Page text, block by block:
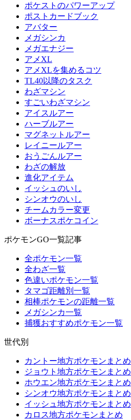
ポケストのパワーアップ
ポストカードブック
アバター
メガシンカ
メガエナジー
アメXL
アメXLを集めるコツ
TL40以降のタスク
わざマシン
すごいわざマシン
アイスルアー
ハーブルアー
マグネットルアー
レイニールアー
おうごんルアー
わざの解放
進化アイテム
イッシュのいし
シンオウのいし
チームカラー変更
ボーナスポケコイン
ポケモンGO一覧記事
全ポケモン一覧
全わざ一覧
色違いポケモン一覧
タマゴ距離別一覧
相棒ポケモンの距離一覧
メガシンカ一覧
捕獲おすすめポケモン一覧
世代別
カントー地方ポケモンまとめ
ジョウト地方ポケモンまとめ
ホウエン地方ポケモンまとめ
シンオウ地方ポケモンまとめ
イッシュ地方ポケモンまとめ
カロス地方ポケモンまとめ